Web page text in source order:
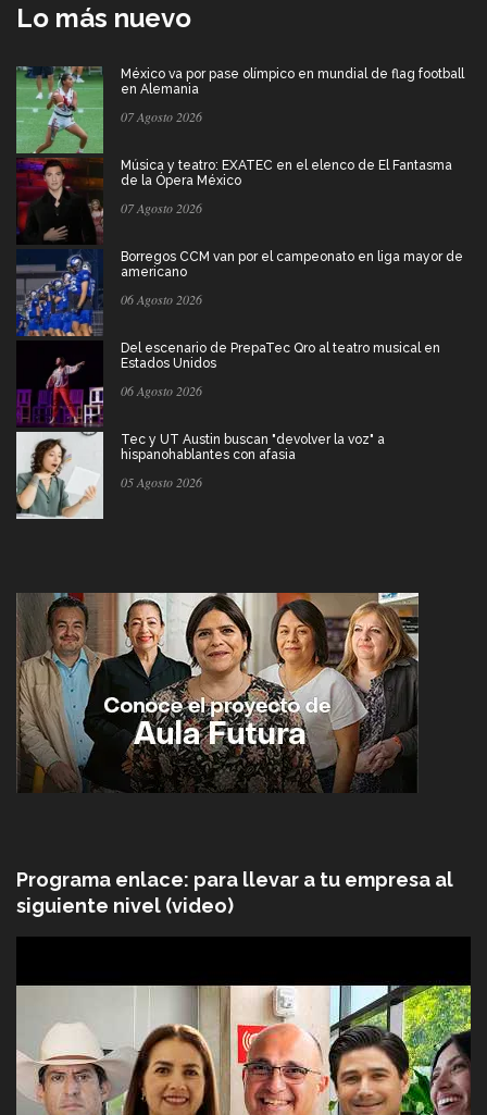
Lo más nuevo
México va por pase olímpico en mundial de flag football
en Alemania
07 Agosto 2026
Música y teatro: EXATEC en el elenco de El Fantasma
de la Ópera México
07 Agosto 2026
Borregos CCM van por el campeonato en liga mayor de
americano
06 Agosto 2026
Del escenario de PrepaTec Qro al teatro musical en
Estados Unidos
06 Agosto 2026
Tec y UT Austin buscan "devolver la voz" a
hispanohablantes con afasia
05 Agosto 2026
Programa enlace: para llevar a tu empresa al
siguiente nivel (video)